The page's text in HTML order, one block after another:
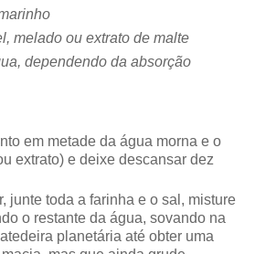
melado ou extrato de malte
dependendo da absorção
em metade da água morna e o
extrato) e deixe descansar dez
junte toda a farinha e o sal, misture
o restante da água, sovando na
planetária até obter uma